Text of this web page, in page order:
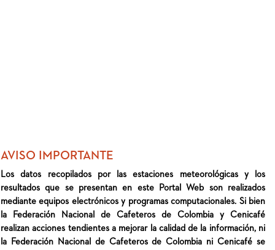
AVISO IMPORTANTE
Los datos recopilados por las estaciones meteorológicas y los
resultados que se presentan en este Portal Web son realizados
mediante equipos electrónicos y programas computacionales. Si bien
la Federación Nacional de Cafeteros de Colombia y Cenicafé
realizan acciones tendientes a mejorar la calidad de la información, ni
la Federación Nacional de Cafeteros de Colombia ni Cenicafé se